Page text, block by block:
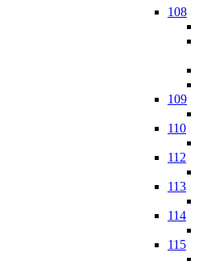
108
109
110
112
113
114
115